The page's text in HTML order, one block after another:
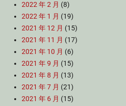
2022 年 2 月 (8)
2022 年 1 月 (19)
2021 年 12 月 (15)
2021 年 11 月 (17)
2021 年 10 月 (6)
2021 年 9 月 (15)
2021 年 8 月 (13)
2021 年 7 月 (21)
2021 年 6 月 (15)